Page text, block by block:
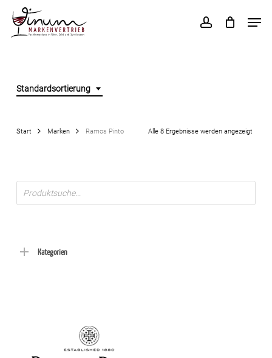
account
Standardsortierung
Alle 8 Ergebnisse werden angezeigt
Start Marken Ramos Pinto
Products
search
Kategorien